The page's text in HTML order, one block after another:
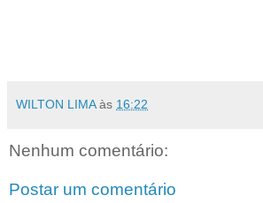
WILTON LIMA às 16:22
Nenhum comentário:
Postar um comentário